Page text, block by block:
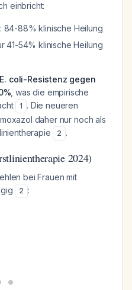
einbricht:
84-88% klinische Heilung
41-54% klinische Heilung
coli-Resistenz gegen
, was die empirische
1 . Die neueren
daher nur noch als
2 .
2024)
bei Frauen mit
2 :